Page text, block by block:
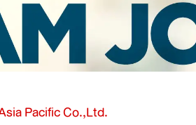
Pacific Co.,Ltd.